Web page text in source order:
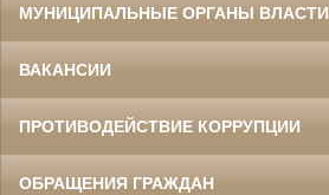
МУНИЦИПАЛЬНЫЕ ОРГАНЫ ВЛАСТИ
ВАКАНСИИ
ПРОТИВОДЕЙСТВИЕ КОРРУПЦИИ
ОБРАЩЕНИЯ ГРАЖДАН